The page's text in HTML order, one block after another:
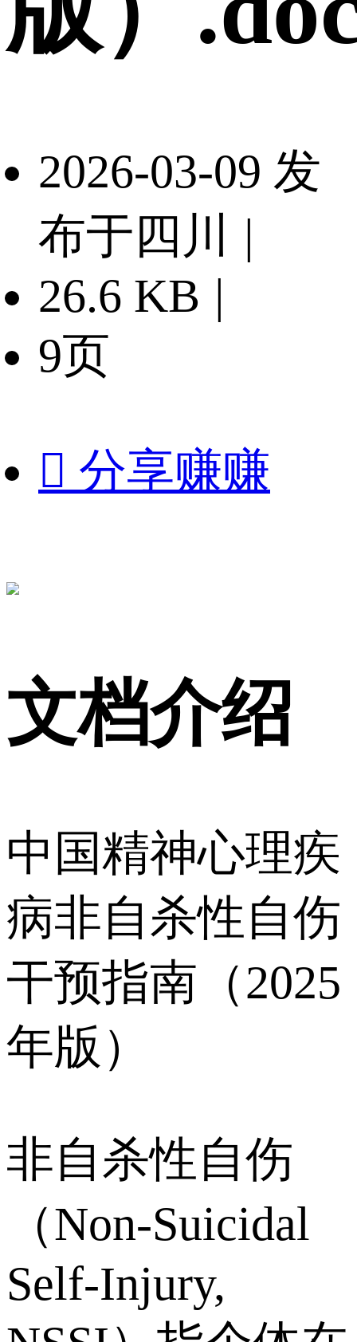
2026-03-09 发
布于四川
|
26.6 KB |
9页
 分享赚赚
文档介绍
中国精神心理疾
病非自杀性自伤
干预指南（2025
年版）
非自杀性自伤
（Non-Suicidal
Self-Injury,